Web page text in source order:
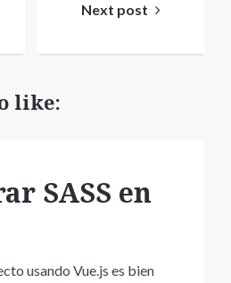
Next post
like:
SASS en
usando Vue.js es bien